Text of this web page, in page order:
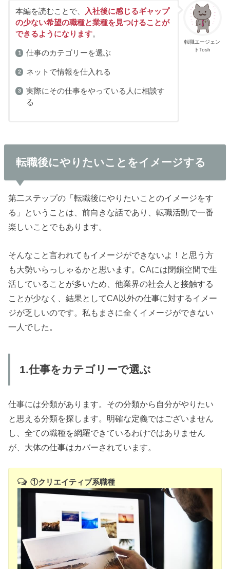
転職エージェン
トTosh
本編を読むことで、 入社後に感じるギャップ
の少ない希望の職種と業種を見つけることが
できるようになります。
仕事のカテゴリーを選ぶ
ネットで情報を仕入れる
実際にその仕事をやっている人に相談す
る
転職後にやりたいことをイメージする
第二ステップの「転職後にやりたいことのイメージをす
る」ということは、前向きな話であり、転職活動で一番
楽しいことでもあります。
そんなこと言われてもイメージができないよ！と思う方
も大勢いらっしゃるかと思います。CAには閉鎖空間で生
活していることが多いため、他業界の社会人と接触する
ことが少なく、結果としてCA以外の仕事に対するイメー
ジが乏しいのです。私もまさに全くイメージができない
一人でした。
1.仕事をカテゴリーで選ぶ
仕事には分類があります。その分類から自分がやりたい
と思える分類を探します。明確な定義ではございません
し、全ての職種を網羅できているわけではありません
が、大体の仕事はカバーされています。
①クリエイティブ系職種